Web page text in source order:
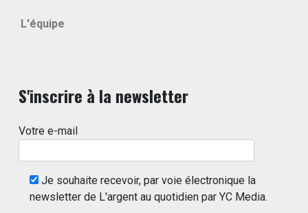
L'équipe
S'inscrire à la newsletter
Votre e-mail
Je souhaite recevoir, par voie électronique la
newsletter de L'argent au quotidien par YC Media.